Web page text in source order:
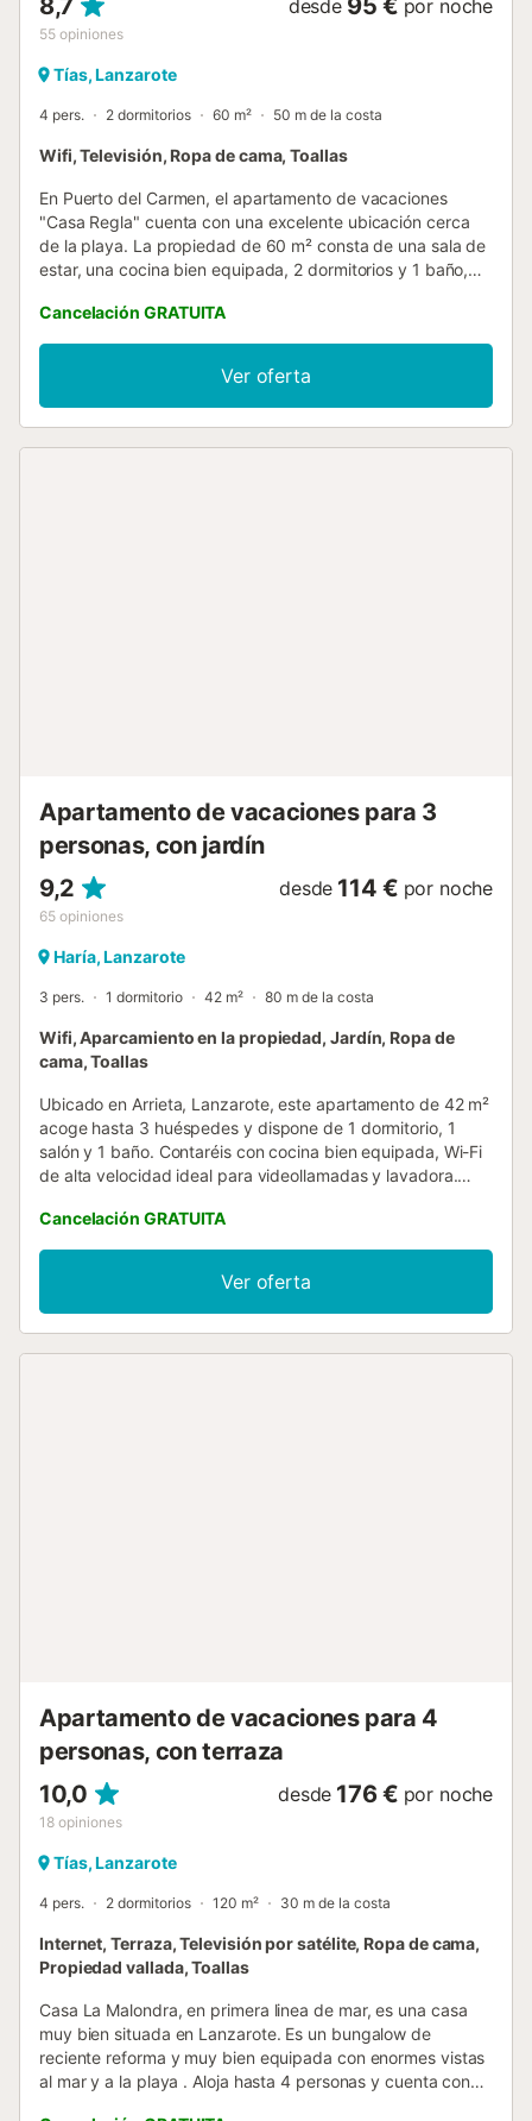
8,7
55 opiniones
desde 95 € por noche
Tías, Lanzarote
4 pers. 2 dormitorios 60 m² 50 m de la costa
Wifi, Televisión, Ropa de cama, Toallas
En Puerto del Carmen, el apartamento de vacaciones
"Casa Regla" cuenta con una excelente ubicación cerca
de la playa. La propiedad de 60 m² consta de una sala de
estar, una cocina bien equipada, 2 dormitorios y 1 baño,
adicionales incluyen Wi-Fi, ventilador, lavadora y televisión.
La casa de vacaciones también cuenta con una terraza
cubierta privada donde relajarte por la noche. La
propiedad ofrece una excelente ubicación cerca de
supermercados, restaurantes, el centro comercial Biosfera,
Cancelación GRATUITA
Ver oferta
Apartamento de vacaciones para 3
personas, con jardín
9,2
65 opiniones
desde 114 € por noche
Haría, Lanzarote
3 pers. 1 dormitorio 42 m² 80 m de la costa
Wifi, Aparcamiento en la propiedad, Jardín, Ropa de
cama, Toallas
Ubicado en Arrieta, Lanzarote, este apartamento de 42 m²
acoge hasta 3 huéspedes y dispone de 1 dormitorio, 1
salón y 1 baño. Contaréis con cocina bien equipada, Wi-Fi
de alta velocidad ideal para videollamadas y lavadora.
comodidad. Salid a vuestra terraza privada sin cubrir y
disfrutad de impresionantes vistas al mar y a la montaña.
Podéis relajaros en el jardín compartido o usar la barbacoa
privada para comer al aire libre. Hay aparcamiento
compartido en el recinto para 1 vehículo. Tened en cuenta
Cancelación GRATUITA
Ver oferta
Apartamento de vacaciones para 4
personas, con terraza
10,0
18 opiniones
desde 176 € por noche
Tías, Lanzarote
4 pers. 2 dormitorios 120 m² 30 m de la costa
Internet, Terraza, Televisión por satélite, Ropa de cama,
Propiedad vallada, Toallas
Casa La Malondra, en primera linea de mar, es una casa
muy bien situada en Lanzarote. Es un bungalow de
reciente reforma y muy bien equipada con enormes vistas
al mar y a la playa . Aloja hasta 4 personas y cuenta con